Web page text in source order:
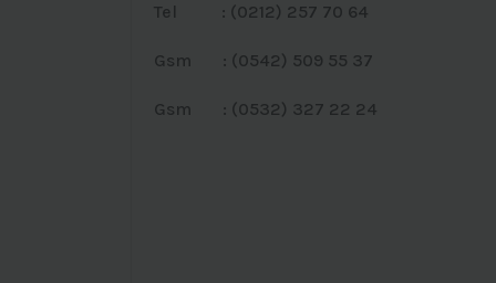
Tel : (0212) 257 70 64
Gsm : (0542) 509 55 37
Gsm : (0532) 327 22 24